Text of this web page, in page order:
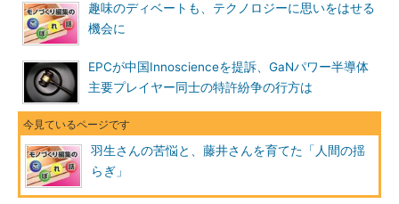
趣味のディベートも、テクノロジーに思いをはせる
機会に
EPCが中国Innoscienceを提訴、GaNパワー半導体
主要プレイヤー同士の特許紛争の行方は
羽生さんの苦悩と、藤井さんを育てた「人間の揺
らぎ」